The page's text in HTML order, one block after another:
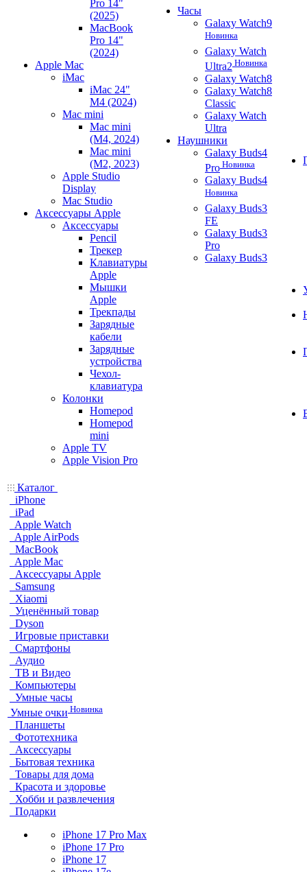
Pro 14"
(2025)
MacBook
Pro 14"
(2024)
Apple Mac
iMac
iMac 24"
M4 (2024)
Mac mini
Mac mini
(M4, 2024)
Mac mini
(M2, 2023)
Apple Studio
Display
Mac Studio
Аксессуары Apple
Аксессуары
Pencil
Трекер
Клавиатуры
Apple
Мышки
Apple
Трекпады
Зарядные
кабели
Зарядные
устройства
Чехол-
клавиатура
Колонки
Homepod
Homepod
mini
Apple TV
Apple Vision Pro
Часы
Galaxy Watch9
Новинка
Galaxy Watch
Ultra2 Новинка
Galaxy Watch8
Galaxy Watch8
Classic
Galaxy Watch
Ultra
Наушники
Galaxy Buds4
Pro Новинка
Galaxy Buds4
Новинка
Galaxy Buds3
FE
Galaxy Buds3
Pro
Galaxy Buds3
Каталог
iPhone
iPad
Apple Watch
Apple AirPods
MacBook
Apple Mac
Аксессуары Apple
Samsung
Xiaomi
Уценённый товар
Dyson
Игровые приставки
Смартфоны
Аудио
ТВ и Видео
Компьютеры
Умные часы
Умные очки Новинка
Планшеты
Фототехника
Аксессуары
Бытовая техника
Товары для дома
Красота и здоровье
Хобби и развлечения
Подарки
iPhone 17 Pro Max
iPhone 17 Pro
iPhone 17